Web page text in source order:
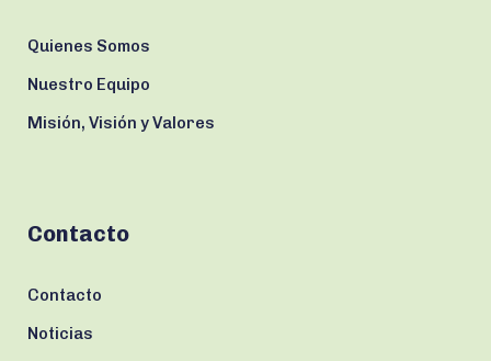
Quienes Somos
Nuestro Equipo
Misión, Visión y Valores
Contacto
Contacto
Noticias